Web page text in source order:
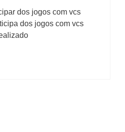
dos jogos com vcs
dos jogos com vcs